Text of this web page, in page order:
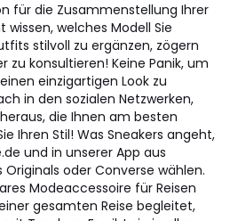
für die Zusammenstellung Ihrer
welches Modell Sie
stilvoll zu ergänzen, zögern
zu konsultieren! Keine Panik, um
einzigartigen Look zu
in den sozialen Netzwerken,
die Ihnen am besten
Ihren Stil! Was Sneakers angeht,
und in unserer App aus
Originals oder Converse wählen.
Modeaccessoire für Reisen
gesamten Reise begleitet,